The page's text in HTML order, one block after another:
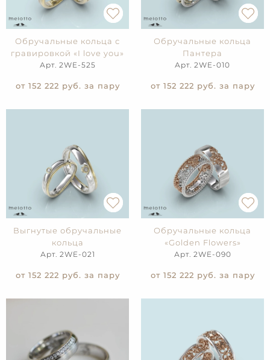
Обручальные кольца с
гравировкой «I love you»
Арт. 2WE-525
от 152 222 руб. за пару
Обручальные кольца
Пантера
Арт. 2WE-010
от 152 222 руб. за пару
Выгнутые обручальные
кольца
Арт. 2WE-021
от 152 222 руб. за пару
Обручальные кольца
«Golden Flowers»
Арт. 2WE-090
от 152 222 руб. за пару